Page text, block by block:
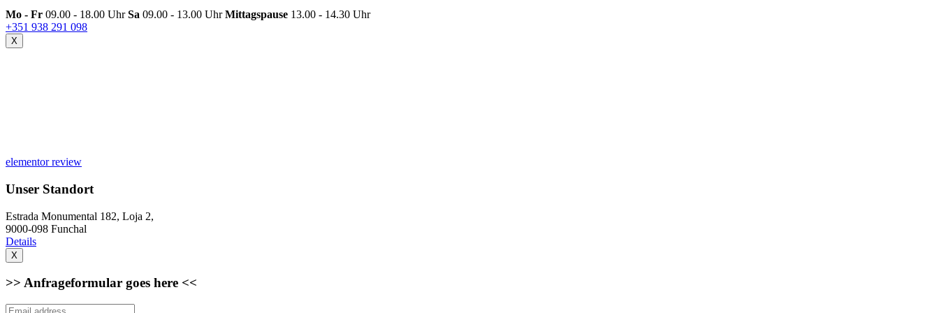
Mo - Fr 09.00 - 18.00 Uhr Sa 09.00 - 13.00 Uhr Mittagspause 13.00 - 14.30 Uhr
+351 938 291 098
X
elementor review
Unser Standort
Estrada Monumental 182, Loja 2,
9000-098 Funchal
Details
X
>> Anfrageformular goes here <<